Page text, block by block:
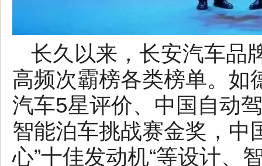
长久以来，长安汽车品
高频次霸榜各类榜单。如
汽车5星评价、中国自动
智能泊车挑战赛金奖，中
心”十佳发动机“等设计、